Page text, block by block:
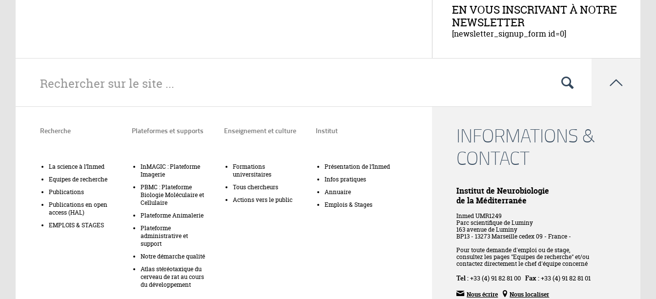
EN VOUS INSCRIVANT À NOTRE
NEWSLETTER
[newsletter_signup_form id=0]

Recherche
La science à l’Inmed
Equipes de recherche
Publications
Publications en open
access (HAL)
EMPLOIS & STAGES
Plateformes et supports
InMAGIC : Plateforme
Imagerie
PBMC : Plateforme
Biologie Moléculaire et
Cellulaire
Plateforme Animalerie
Plateforme
administrative et
support
Notre démarche qualité
Atlas stéréotaxique du
cerveau de rat au cours
du développement
Enseignement et culture
Formations
universitaires
Tous chercheurs
Actions vers le public
Institut
Présentation de l’Inmed
Infos pratiques
Annuaire
Emplois & Stages
INFORMATIONS &
CONTACT
Institut de Neurobiologie
de la Méditerranée
Inmed UMR1249
Parc scientifique de Luminy
163 avenue de Luminy
BP13 - 13273 Marseille cedex 09 - France -
Pour toute demande d'emploi ou de stage,
consultez les pages "Equipes de recherche" et/ou
contactez directement le chef d'équipe concerné
Tel :+33 (4) 91 82 81 00 Fax :+33 (4) 91 82 81 01
 Nous écrire  Nous localiser